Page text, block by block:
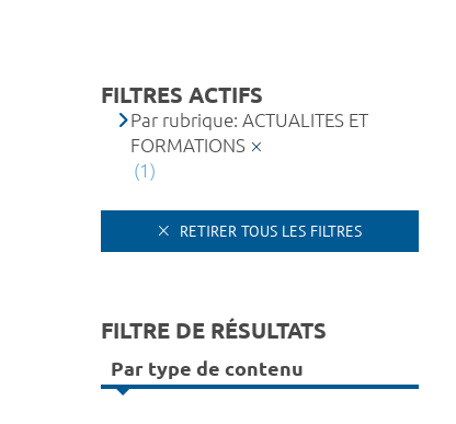
FILTRES ACTIFS
Par rubrique: ACTUALITES ET
FORMATIONS
(1)
RETIRER TOUS LES FILTRES
FILTRE DE RÉSULTATS
Par type de contenu